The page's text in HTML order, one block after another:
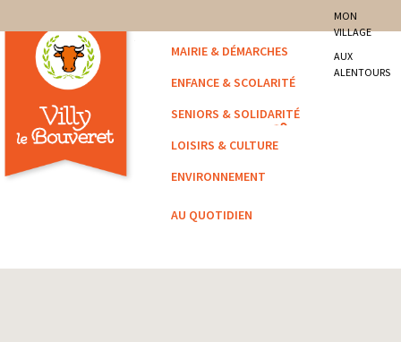
Villy-le-Bouveret
MON
VILLAGE
AUX
ALENTOURS
MAIRIE & DÉMARCHES
ENFANCE & SCOLARITÉ
SENIORS & SOLIDARITÉ
LOISIRS & CULTURE
ENVIRONNEMENT
AU QUOTIDIEN